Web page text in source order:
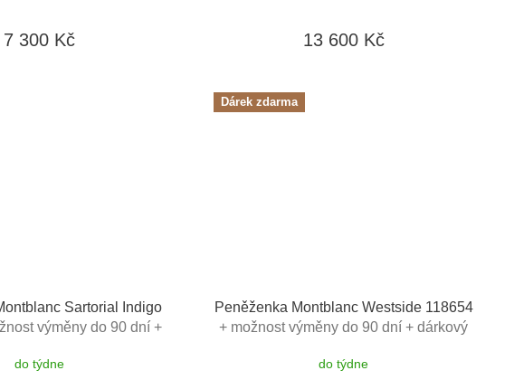
7 300 Kč 13 600 Kč
Sartorial Indigo
výměny do 90 dní +
520Kč
do týdne
Dárek zdarma
Peněženka Montblanc Westside 118654
+ možnost výměny do 90 dní + dárkový
Montblanc v hodnotě 520Kč
do týdne